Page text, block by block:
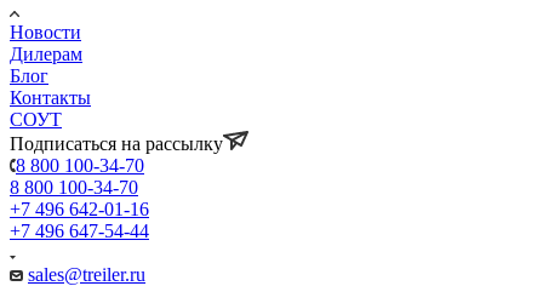
Новости
Дилерам
Блог
Контакты
СОУТ
Подписаться на рассылку
8 800 100-34-70
8 800 100-34-70
+7 496 642-01-16
+7 496 647-54-44
sales@treiler.ru